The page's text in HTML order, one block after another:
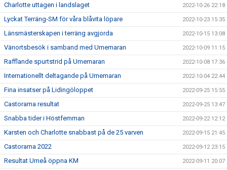
Charlotte uttagen i landslaget 2022-10-26 22:18
Lyckat Terräng-SM för våra blåvita löpare 2022-10-23 15:35
Länsmästerskapen i terräng avgjorda 2022-10-15 13:08
Vänortsbesök i samband med Umemaran 2022-10-09 11:15
Rafflande spurtstrid på Umemaran 2022-10-08 17:36
Internationellt deltagande på Umemaran 2022-10-04 22:44
Fina insatser på Lidingöloppet 2022-09-25 15:55
Castorama resultat 2022-09-25 13:47
Snabba tider i Höstfemman 2022-09-22 12:12
Karsten och Charlotte snabbast på de 25 varven 2022-09-15 21:45
Castorama 2022 2022-09-12 23:15
Resultat Umeå öppna KM 2022-09-11 20:07